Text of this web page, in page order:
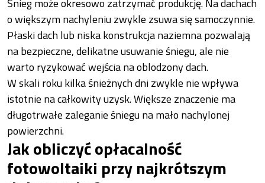
o większym nachyleniu zwykle zsuwa się samoczynnie.
Płaski dach lub niska konstrukcja naziemna pozwalają
na bezpieczne, delikatne usuwanie śniegu, ale nie
warto ryzykować wejścia na oblodzony dach.
W skali roku kilka śnieżnych dni zwykle nie wpływa
istotnie na całkowity uzysk. Większe znaczenie ma
długotrwałe zaleganie śniegu na mało nachylonej
powierzchni.
Jak obliczyć opłacalność
fotowoltaiki przy najkrótszym